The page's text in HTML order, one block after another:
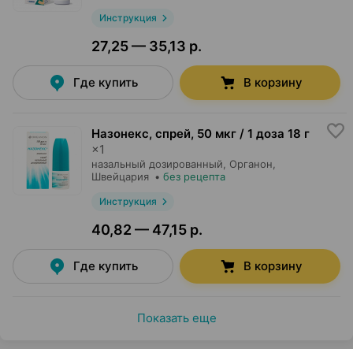
Инструкция
27,25 — 35,13 р.
Где купить В корзину
Назонекс, спрей, 50 мкг / 1 доза 18 г
×1
назальный дозированный, Органон
Швейцария • без рецепта
Инструкция
40,82 — 47,15 р.
Где купить В корзину
Показать еще